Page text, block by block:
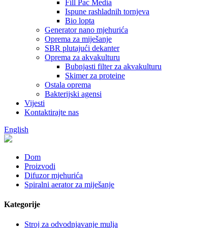
Fill Pac Media
Ispune rashladnih tornjeva
Bio lopta
Generator nano mjehurića
Oprema za miješanje
SBR plutajući dekanter
Oprema za akvakulturu
Bubnjasti filter za akvakulturu
Skimer za proteine
Ostala oprema
Bakterijski agensi
Vijesti
Kontaktirajte nas
English
Dom
Proizvodi
Difuzor mjehurića
Spiralni aerator za miješanje
Kategorije
Stroj za odvodnjavanje mulja